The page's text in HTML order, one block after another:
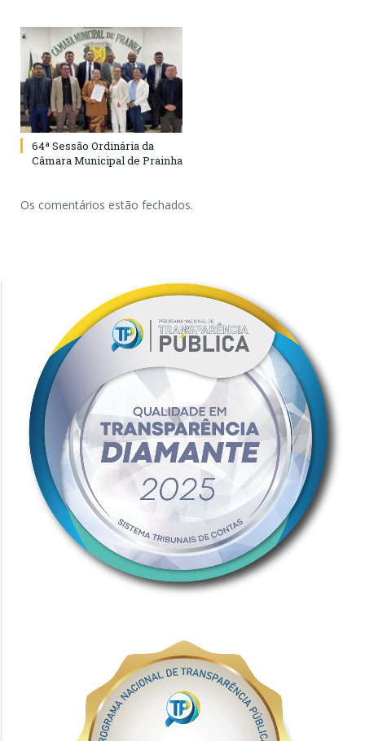
64ª Sessão Ordinária da
Câmara Municipal de Prainha
Os comentários estão fechados.